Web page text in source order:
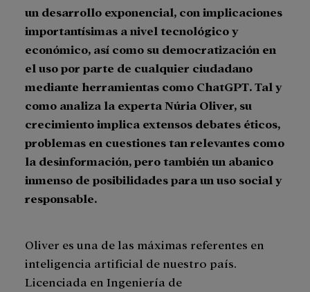
un desarrollo exponencial, con implicaciones
importantísimas a nivel tecnológico y
económico, así como su democratización en
el uso por parte de cualquier ciudadano
mediante herramientas como ChatGPT. Tal y
como analiza la experta Núria Oliver, su
crecimiento implica extensos debates éticos,
problemas en cuestiones tan relevantes como
la desinformación, pero también un abanico
inmenso de posibilidades para un uso social y
responsable.
Oliver es una de las máximas referentes en
inteligencia artificial de nuestro país.
Licenciada en Ingeniería de